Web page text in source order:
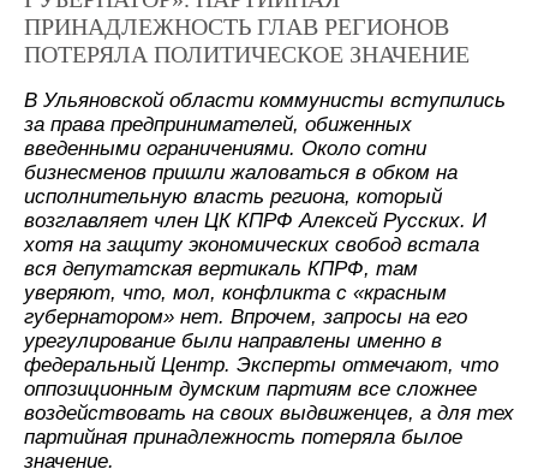
ПРИНАДЛЕЖНОСТЬ ГЛАВ РЕГИОНОВ
ПОТЕРЯЛА ПОЛИТИЧЕСКОЕ ЗНАЧЕНИЕ
В Ульяновской области коммунисты вступились
за права предпринимателей, обиженных
введенными ограничениями. Около сотни
бизнесменов пришли жаловаться в обком на
исполнительную власть региона, который
возглавляет член ЦК КПРФ Алексей Русских. И
хотя на защиту экономических свобод встала
вся депутатская вертикаль КПРФ, там
уверяют, что, мол, конфликта с «красным
губернатором» нет. Впрочем, запросы на его
урегулирование были направлены именно в
федеральный Центр. Эксперты отмечают, что
оппозиционным думским партиям все сложнее
воздействовать на своих выдвиженцев, а для тех
партийная принадлежность потеряла былое
значение.